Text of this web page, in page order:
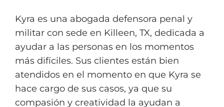
Kyra es una abogada defensora penal y
militar con sede en Killeen, TX, dedicada a
ayudar a las personas en los momentos
más difíciles. Sus clientes están bien
atendidos en el momento en que Kyra se
hace cargo de sus casos, ya que su
compasión y creatividad la ayudan a